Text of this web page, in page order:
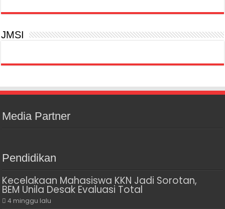
JMSI
Media Partner
Pendidikan
Kecelakaan Mahasiswa KKN Jadi Sorotan,
BEM Unila Desak Evaluasi Total
4 minggu lalu